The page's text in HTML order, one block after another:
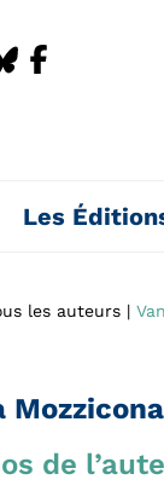
Les
les auteurs
de